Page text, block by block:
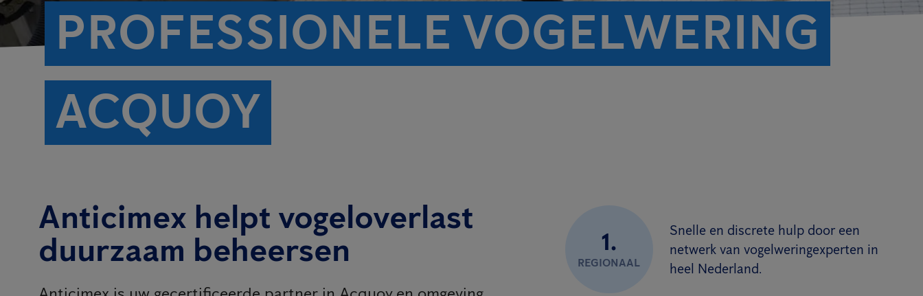
PROFESSIONELE VOGELWERING
ACQUOY
Anticimex helpt vogeloverlast
duurzaam beheersen
1.
REGIONAAL
Snelle en discrete hulp door een
netwerk van vogelweringexperten in
heel Nederland.